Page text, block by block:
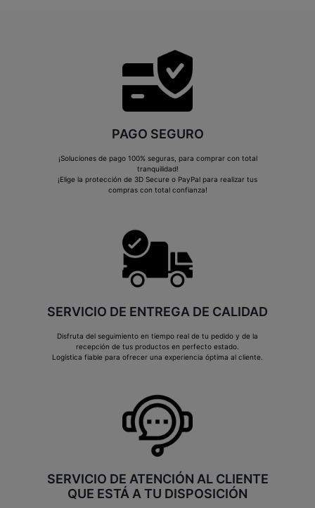
PAGO SEGURO
¡Soluciones de pago 100% seguras, para comprar con total
tranquilidad!
¡Elige la protección de 3D Secure o PayPal para realizar tus
compras con total confianza!
SERVICIO DE ENTREGA DE CALIDAD
Disfruta del seguimiento en tiempo real de tu pedido y de la
recepción de tus productos en perfecto estado.
Logística fiable para ofrecer una experiencia óptima al cliente.
SERVICIO DE ATENCIÓN AL CLIENTE
QUE ESTÁ A TU DISPOSICIÓN